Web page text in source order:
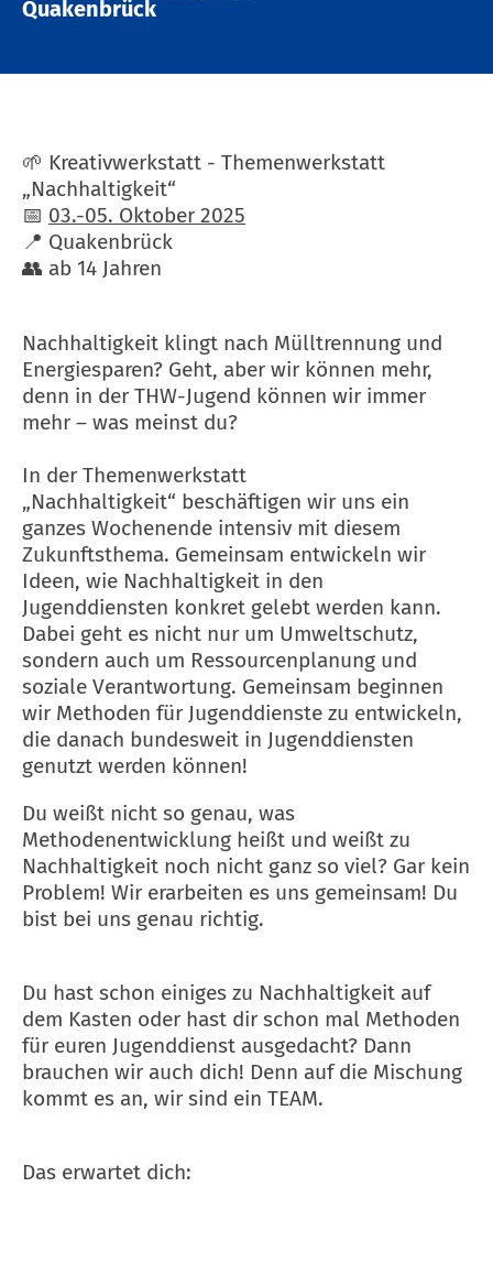
Quakenbrück
🌱 Kreativwerkstatt - Themenwerkstatt
„Nachhaltigkeit“
📅 03.-05. Oktober 2025
📍 Quakenbrück
👥 ab 14 Jahren
Nachhaltigkeit klingt nach Mülltrennung und
Energiesparen? Geht, aber wir können mehr,
denn in der THW-Jugend können wir immer
mehr – was meinst du?
In der Themenwerkstatt
„Nachhaltigkeit“ beschäftigen wir uns ein
ganzes Wochenende intensiv mit diesem
Zukunftsthema. Gemeinsam entwickeln wir
Ideen, wie Nachhaltigkeit in den
Jugenddiensten konkret gelebt werden kann.
Dabei geht es nicht nur um Umweltschutz,
sondern auch um Ressourcenplanung und
soziale Verantwortung. Gemeinsam beginnen
wir Methoden für Jugenddienste zu entwickeln,
die danach bundesweit in Jugenddiensten
genutzt werden können!
Du weißt nicht so genau, was
Methodenentwicklung heißt und weißt zu
Nachhaltigkeit noch nicht ganz so viel? Gar kein
Problem! Wir erarbeiten es uns gemeinsam! Du
bist bei uns genau richtig.
Du hast schon einiges zu Nachhaltigkeit auf
dem Kasten oder hast dir schon mal Methoden
für euren Jugenddienst ausgedacht? Dann
brauchen wir auch dich! Denn auf die Mischung
kommt es an, wir sind ein TEAM.
Das erwartet dich: